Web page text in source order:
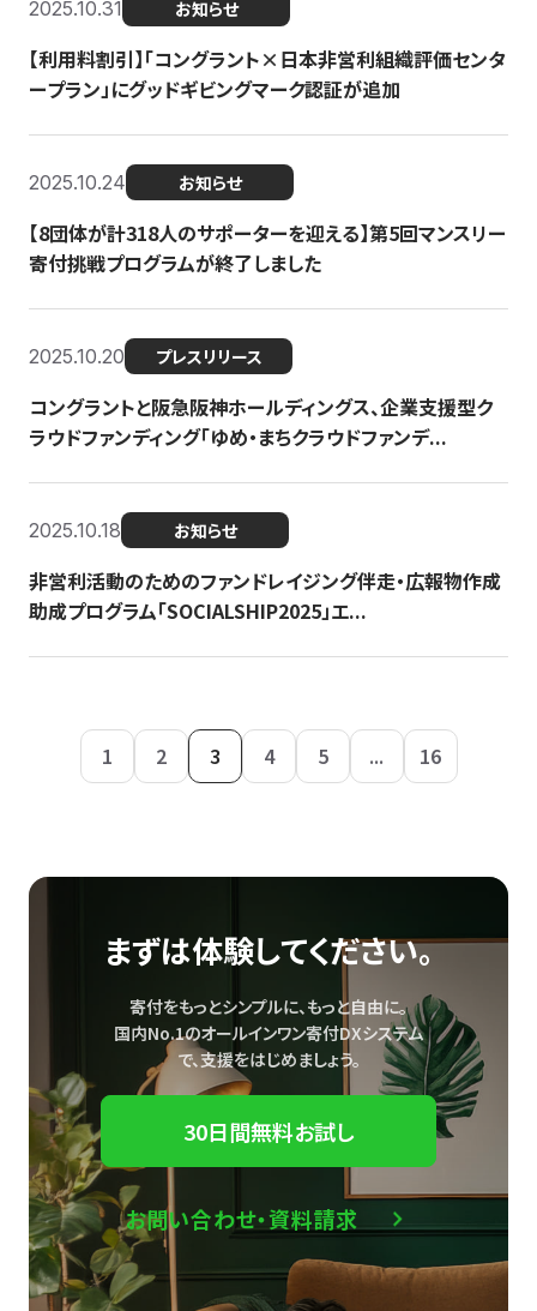
2025.10.31 お知らせ
【利用料割引】「コングラント×日本非営利組織評価センタ
ープラン」にグッドギビングマーク認証が追加
2025.10.24 お知らせ
【8団体が計318人のサポーターを迎える】​​第5回マンスリー
寄付挑戦プログラムが終了しました
2025.10.20 プレスリリース
コングラントと阪急阪神ホールディングス、企業支援型ク
ラウドファンディング「ゆめ・まちクラウドファンデ...
2025.10.18 お知らせ
非営利活動のためのファンドレイジング伴走・広報物作成
助成プログラム「SOCIALSHIP2025」エ...
1 2 3 4 5 ... 16
まずは体験してください。
寄付をもっとシンプルに、もっと自由に。
国内No.1のオールインワン寄付DXシステム
で、支援をはじめましょう。
30日間無料お試し
お問い合わせ・資料請求